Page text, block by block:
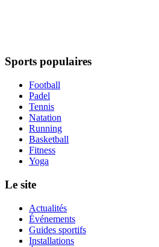
Sports populaires
Football
Padel
Tennis
Natation
Running
Basketball
Fitness
Yoga
Le site
Actualités
Événements
Guides sportifs
Installations